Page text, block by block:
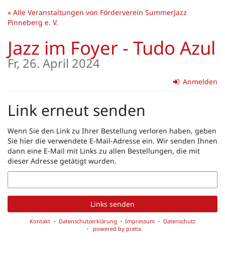
Zum
Haupt-
« Alle Veranstaltungen von Förderverein SummerJazz
Pinneberg e. V.
Jazz im Foyer - Tudo Azul
Fr, 26. April 2024
Anmelden
Link erneut senden
Wenn Sie den Link zu Ihrer Bestellung verloren haben, geben
Sie hier die verwendete E-Mail-Adresse ein. Wir senden Ihnen
dann eine E-Mail mit Links zu allen Bestellungen, die mit
dieser Adresse getätigt wurden.
E-
Mail
Links senden
Kontakt Datenschutzerklärung Impressum
Datenschutz
powered by pretix